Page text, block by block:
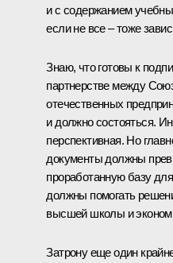
и с содержанием
если не все – тоже
Знаю, что готовы к
партнерстве между
отечественных
и должно состояться.
перспективная. Но
документы должны
проработанную базу
должны помогать
высшей школы и
Затрону еще один